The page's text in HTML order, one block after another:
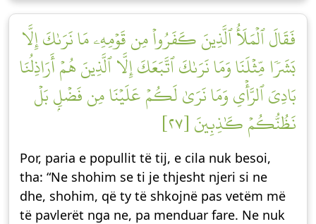
فَقَالَ ٱلۡمَلَأُ ٱلَّذِينَ كَفَرُواْ مِن قَوۡمِهِۦ مَا نَرَىٰكَ إِلَّا
بَشَرٗا مِّثۡلَنَا وَمَا نَرَىٰكَ ٱتَّبَعَكَ إِلَّا ٱلَّذِينَ هُمۡ أَرَاذِلُنَا
بَادِيَ ٱلرَّأۡيِ وَمَا نَرَىٰ لَكُمۡ عَلَيۡنَا مِن فَضۡلِۭ بَلۡ
نَظُنُّكُمۡ كَٰذِبِينَ [٢٧]
Por, paria e popullit të tij, e cila nuk besoi,
tha: “Ne shohim se ti je thjesht njeri si ne
dhe, shohim, që ty të shkojnë pas vetëm më
të pavlerët nga ne, pa menduar fare. Ne nuk